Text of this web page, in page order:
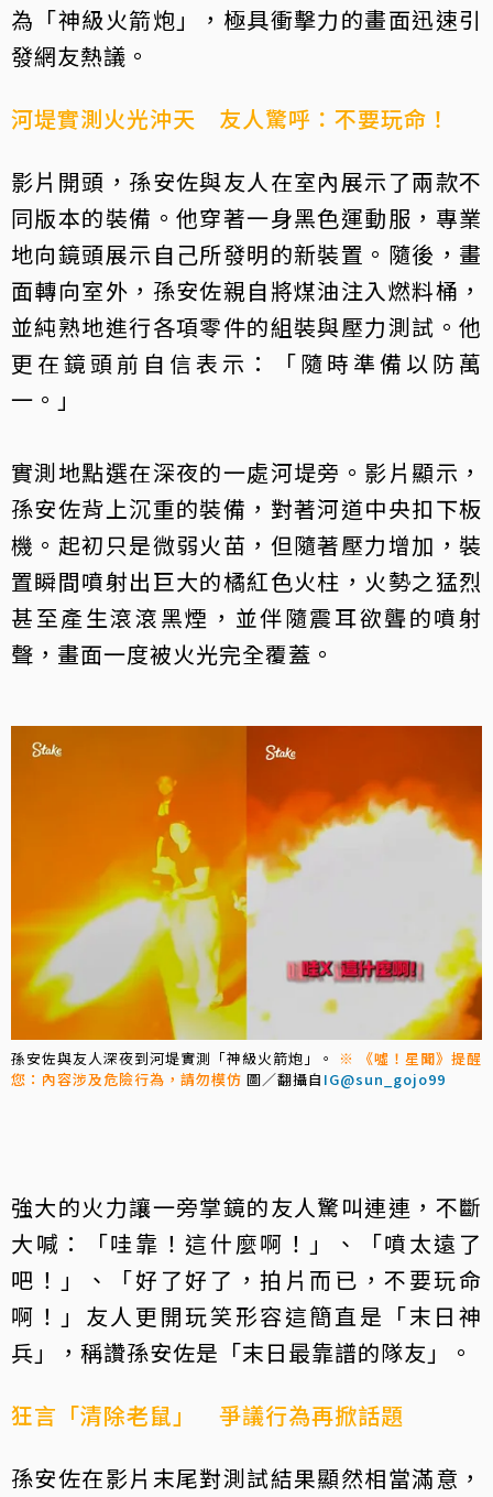
為「神級火箭炮」，極具衝擊力的畫面迅速引
發網友熱議。
河堤實測火光沖天 友人驚呼：不要玩命！
影片開頭，孫安佐與友人在室內展示了兩款不
同版本的裝備。他穿著一身黑色運動服，專業
地向鏡頭展示自己所發明的新裝置。隨後，畫
面轉向室外，孫安佐親自將煤油注入燃料桶，
並純熟地進行各項零件的組裝與壓力測試。他
更在鏡頭前自信表示：「隨時準備以防萬
一。」
實測地點選在深夜的一處河堤旁。影片顯示，
孫安佐背上沉重的裝備，對著河道中央扣下板
機。起初只是微弱火苗，但隨著壓力增加，裝
置瞬間噴射出巨大的橘紅色火柱，火勢之猛烈
甚至產生滾滾黑煙，並伴隨震耳欲聾的噴射
聲，畫面一度被火光完全覆蓋。
孫安佐與友人深夜到河堤實測「神級火箭炮」。
※ 《噓！星聞》提醒
您：內容涉及危險行為，請勿模仿 圖／翻攝自 IG@sun_gojo99
強大的火力讓一旁掌鏡的友人驚叫連連，不斷
大喊：「哇靠！這什麼啊！」、「噴太遠了
吧！」、「好了好了，拍片而已，不要玩命
啊！」友人更開玩笑形容這簡直是「末日神
兵」，稱讚孫安佐是「末日最靠譜的隊友」。
狂言「清除老鼠」 爭議行為再掀話題
孫安佐在影片末尾對測試結果顯然相當滿意，